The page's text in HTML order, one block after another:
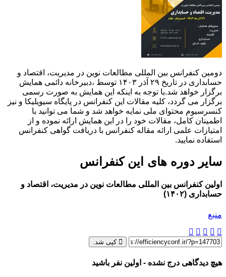
دومین کنفرانس بین المللی مطالعات نوین در مدیریت، اقتصاد و
حسابداری در تاریخ ۲۹ آذر ۱۴۰۳ توسط ،دبیرخانه دائمی همایش
برگزار خواهد شد.با توجه به اینکه این همایش به صورت رسمی
برگزار می گردد، کلیه مقالات این کنفرانس در پایگاه سیویلیکا و نیز
کنسرسیوم محتوای ملی نمایه خواهد شد و شما می توانید با
اطمینان کامل، مقالات خود را در این همایش ارائه نموده و از
امتیازات علمی ارائه مقاله کنفرانس با دریافت گواهی کنفرانس
استفاده نمایید.
سایر دوره های این کنفرانس
اولین کنفرانس بین المللی مطالعات نوین در مدیریت، اقتصاد و
حسابداری (۱۴۰۲)
منبع
کپی شد.
هیچ دیدگاهی درج نشده - اولین نفر باشید